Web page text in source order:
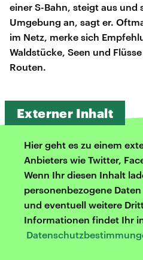
einer S-Bahn, steigt aus und
Umgebung an, sagt er.
im Netz, merke sich
Waldstücke, Seen und
Routen.
Externer Inhalt
Hier geht es zu einem
Anbieters wie Twitter,
Wenn Ihr diesen Inhalt
personenbezogene
und eventuell weitere
Informationen findet Ihr